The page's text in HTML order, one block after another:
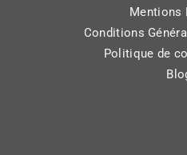
Mentions
Conditions
Politique de